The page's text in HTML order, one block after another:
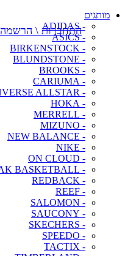
מותגים
- ADIDAS
- ASICS
- BIRKENSTOCK
- BLUNDSTONE
- BROOKS
- CARIUMA
- CONVERSE ALLSTAR
- HOKA
- MERRELL
- MIZUNO
- NEW BALANCE
- NIKE
- ON CLOUD
- PEAK BASKETBALL
- REDBACK
- REEF
- SALOMON
- SAUCONY
- SKECHERS
- SPEEDO
- TACTIX
התחברות \ הרשמה